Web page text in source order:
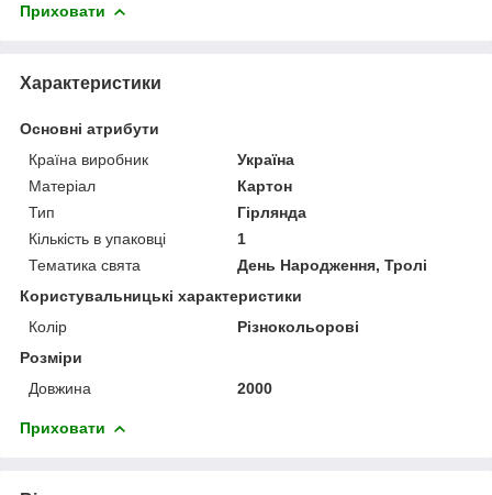
Приховати
Характеристики
Основні атрибути
Країна виробник
Україна
Матеріал
Картон
Тип
Гірлянда
Кількість в упаковці
1
Тематика свята
День Народження, Тролі
Користувальницькі характеристики
Колір
Різнокольорові
Розміри
Довжина
2000
Приховати